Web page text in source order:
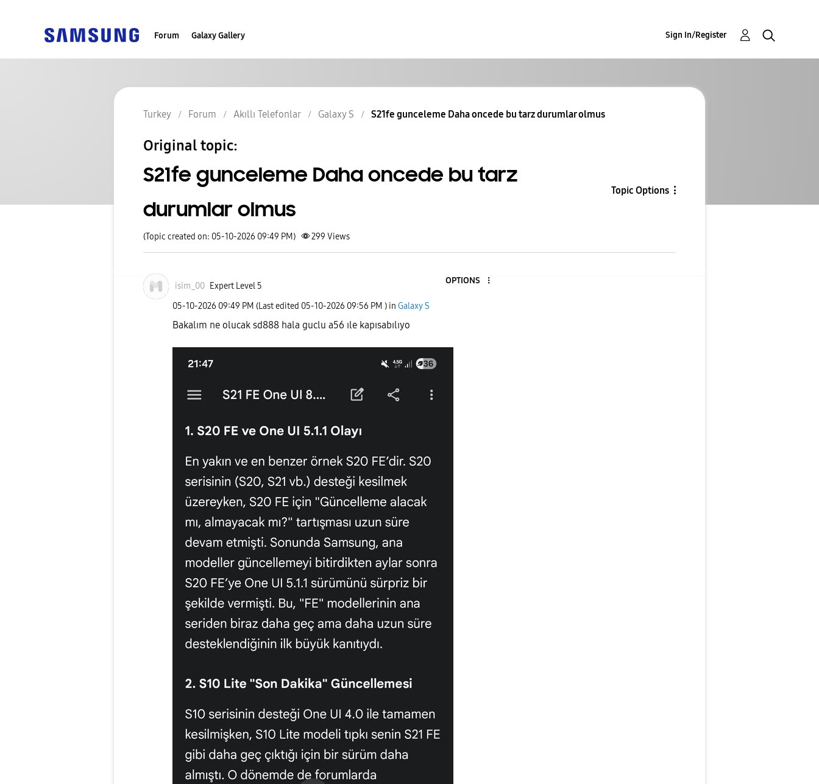
Forum Galaxy Gallery Sign In/Register
Turkey Forum Akıllı Telefonlar Galaxy S S21fe gunceleme Daha oncede bu tarz durumlar olmus
Original topic:
S21fe gunceleme Daha oncede bu tarz
durumlar olmus
Topic Options
(Topic created on: 05-10-2026 09:49 PM) 299 Views
isim_00 Expert Level 5
OPTIONS
‎05-10-2026 09:49 PM (Last edited ‎05-10-2026 09:56 PM ) in Galaxy S
Bakalım ne olucak sd888 hala guclu a56 ıle kapısabılıyo